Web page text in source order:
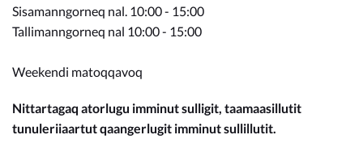
Sisamanngorneq nal. 10:00 - 15:00
Tallimanngorneq nal 10:00 - 15:00
Weekendi matoqqavoq
Nittartagaq atorlugu imminut sulligit, taamaasillutit
tunuleriiaartut qaangerlugit imminut sullillutit.